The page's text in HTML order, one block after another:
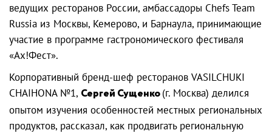
ведущих ресторанов России, амбассадоры Chefs Team
Russia из Москвы, Кемерово, и Барнаула, принимающие
участие в программе гастрономического фестиваля
«Ах!Фест».
Корпоративный бренд-шеф ресторанов VASILCHUKI
CHAIHONA №1, Сергей Сущенко(г. Москва) делился
опытом изучения особенностей местных региональных
продуктов, рассказал, как продвигать региональную